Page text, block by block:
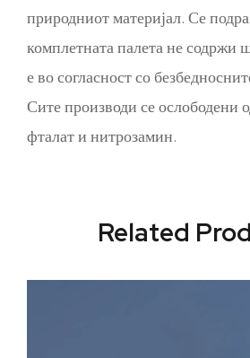
природниот материјал. Се
комплетната палета не содржи
е во согласност со
Сите производи се
фталат и нитрозамин.
Related